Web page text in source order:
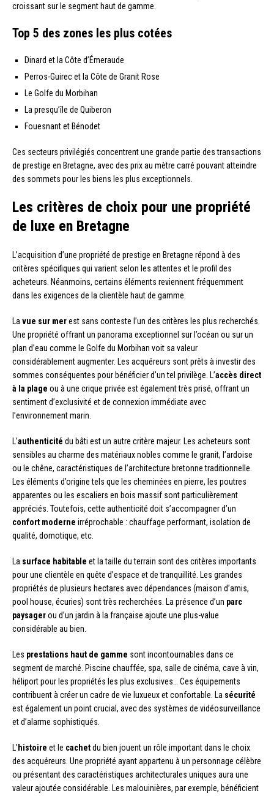
croissant sur le segment haut de gamme.
Top 5 des zones les plus cotées
Dinard et la Côte d’Émeraude
Perros-Guirec et la Côte de Granit Rose
Le Golfe du Morbihan
La presqu’île de Quiberon
Fouesnant et Bénodet
Ces secteurs privilégiés concentrent une grande partie des transactions
de prestige en Bretagne, avec des prix au mètre carré pouvant atteindre
des sommets pour les biens les plus exceptionnels.
Les critères de choix pour une propriété
de luxe en Bretagne
L’acquisition d’une propriété de prestige en Bretagne répond à des
critères spécifiques qui varient selon les attentes et le profil des
acheteurs. Néanmoins, certains éléments reviennent fréquemment
dans les exigences de la clientèle haut de gamme.
La vue sur merest sans conteste l’un des critères les plus recherchés.
Une propriété offrant un panorama exceptionnel sur l’océan ou sur un
plan d’eau comme le Golfe du Morbihan voit sa valeur
considérablement augmenter. Les acquéreurs sont prêts à investir des
sommes conséquentes pour bénéficier d’un tel privilège. L’accès direct
à la plage ou à une crique privée est également très prisé, offrant un
sentiment d’exclusivité et de connexion immédiate avec
l’environnement marin.
L’authenticité du bâti est un autre critère majeur. Les acheteurs sont
sensibles au charme des matériaux nobles comme le granit, l’ardoise
ou le chêne, caractéristiques de l’architecture bretonne traditionnelle.
Les éléments d’origine tels que les cheminées en pierre, les poutres
apparentes ou les escaliers en bois massif sont particulièrement
appréciés. Toutefois, cette authenticité doit s’accompagner d’un
confort moderne irréprochable : chauffage performant, isolation de
qualité, domotique, etc.
La surface habitable et la taille du terrain sont des critères importants
pour une clientèle en quête d’espace et de tranquillité. Les grandes
propriétés de plusieurs hectares avec dépendances (maison d’amis,
pool house, écuries) sont très recherchées. La présence d’un parc
paysagerou d’un jardin à la française ajoute une plus-value
considérable au bien.
Les prestations haut de gamme sont incontournables dans ce
segment de marché. Piscine chauffée, spa, salle de cinéma, cave à vin,
héliport pour les propriétés les plus exclusives… Ces équipements
contribuent à créer un cadre de vie luxueux et confortable. La sécurité
est également un point crucial, avec des systèmes de vidéosurveillance
et d’alarme sophistiqués.
L’ histoire et le cachetdu bien jouent un rôle important dans le choix
des acquéreurs. Une propriété ayant appartenu à un personnage célèbre
ou présentant des caractéristiques architecturales uniques aura une
valeur ajoutée considérable. Les malouinières, par exemple, bénéficient